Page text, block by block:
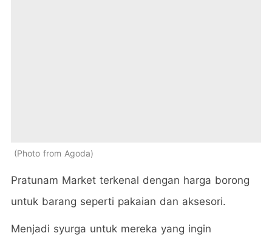
Photo from Agoda
Pratunam Market terkenal dengan harga borong
untuk barang seperti pakaian dan aksesori.
Menjadi syurga untuk mereka yang ingin